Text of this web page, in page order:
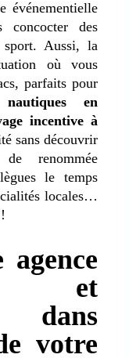
événementielle
des
Aussi, la
où vous
parfaits pour
nautiques en
incentive à
sans découvrir
de renommée
le temps
locales…
agence
et
votre